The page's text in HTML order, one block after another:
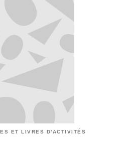
ET LIVRES D'ACTIVITÉS